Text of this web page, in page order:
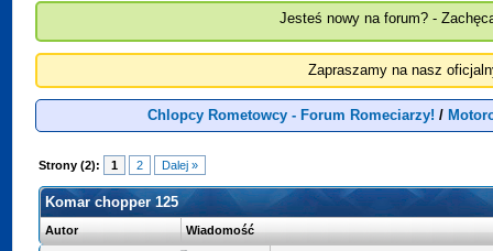
Jesteś nowy na forum? -
Zapraszamy na nasz
Chlopcy Rometowcy - Forum Romeciarzy! /
Strony (2): 1 2 Dalej »
Komar chopper 125
Autor Wiadomość